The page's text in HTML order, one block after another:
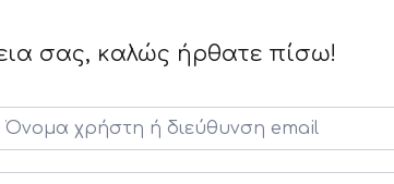
σας, καλώς ήρθατε πίσω!